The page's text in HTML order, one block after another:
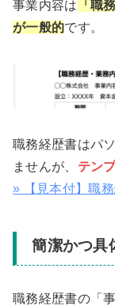
事業内容は 「職
が一般的です。
職務経歴書はパ
ませんが、 テン
» 【見本付】職
簡潔かつ具
職務経歴書の「